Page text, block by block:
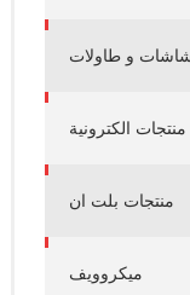
و طاولات
منتجات الكترونية
منتجات بلت ان
ميكروويف